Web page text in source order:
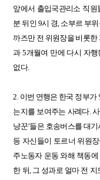
앞에서 출입국관리소 직원
분 뒤인 9시 경 소부르 부
까즈만 전 위원장을 비롯한
과5개월여 만에 다시 자행
없다.
2. 이번 연행은 한국 정부가
는지를 보여주는 사례다.
냥꾼’들은 호송버스를 대기
등 자신들이 토르너 위원
주노동자 운동 와해 책동에
한 뒤 그 성과로 얼마 전 지